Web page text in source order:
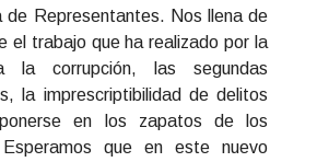
de Representantes. Nos llena de
el trabajo que ha realizado por la
la corrupción, las segundas
la imprescriptibilidad de delitos
en los zapatos de los
Esperamos que en este nuevo